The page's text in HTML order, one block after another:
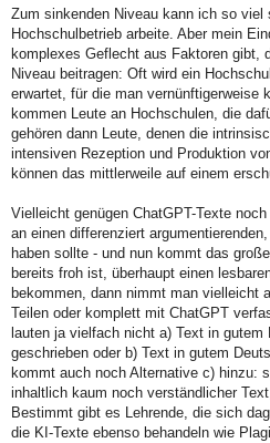
Zum sinkenden Niveau kann ich so
Hochschulbetrieb arbeite. Aber mein
komplexes Geflecht aus Faktoren gibt,
Niveau beitragen: Oft wird ein
erwartet, für die man vernünftigerweise
kommen Leute an Hochschulen, die
gehören dann Leute, denen die
intensiven Rezeption und Produktion
können das mittlerweile auf einem
Vielleicht genügen ChatGPT-Texte
an einen differenziert
haben sollte - und nun kommt das
bereits froh ist, überhaupt einen
bekommen, dann nimmt man vielleicht
Teilen oder komplett mit ChatGPT
lauten ja vielfach nicht a) Text in
geschrieben oder b) Text in gutem
kommt auch noch Alternative c) hinzu:
inhaltlich kaum noch verständlicher
Bestimmt gibt es Lehrende, die sich
die KI-Texte ebenso behandeln wie